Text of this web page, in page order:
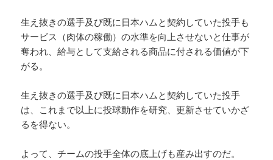
生え抜きの選手及び既に日本ハムと契約していた投手も
サービス（肉体の稼働）の水準を向上させないと仕事が
奪われ、給与として支給される商品に付される価値が下
がる。
生え抜きの選手及び既に日本ハムと契約していた投手
は、これまで以上に投球動作を研究、更新させていかざ
るを得ない。
よって、チームの投手全体の底上げも産み出すのだ。